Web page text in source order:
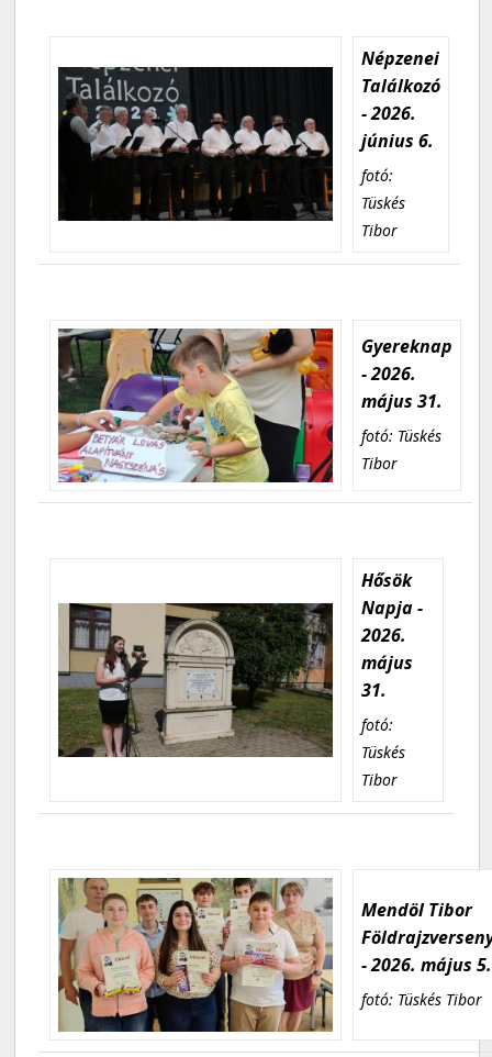
Népzenei
Találkozó
- 2026.
június 6.
fotó:
Tüskés
Tibor
Gyereknap
- 2026.
május 31.
fotó: Tüskés
Tibor
Hősök
Napja -
2026.
május
31.
fotó:
Tüskés
Tibor
Mendöl Tibor
- 2026. május 5.
fotó: Tüskés Tibor